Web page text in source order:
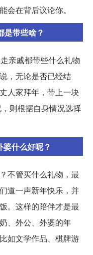
会在背后议论你。
是带些啥？
亲戚都带些什么礼物
，无论是否已经结
人家拜年，带上一块
则根据自身情况选择
什么好呢？
不管买什么礼物，最
道一声新年快乐，并
。这样的陪伴才是最
、外公、外婆的年
如文学作品、棋牌游